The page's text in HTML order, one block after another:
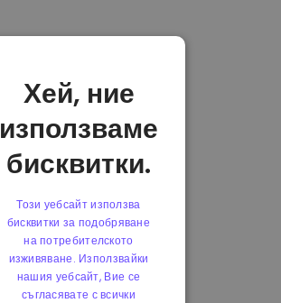
Хей, ние
използваме
бисквитки.
Този уебсайт използва
бисквитки за подобряване
на потребителското
изживяване. Използвайки
нашия уебсайт, Вие се
съгласявате с всички